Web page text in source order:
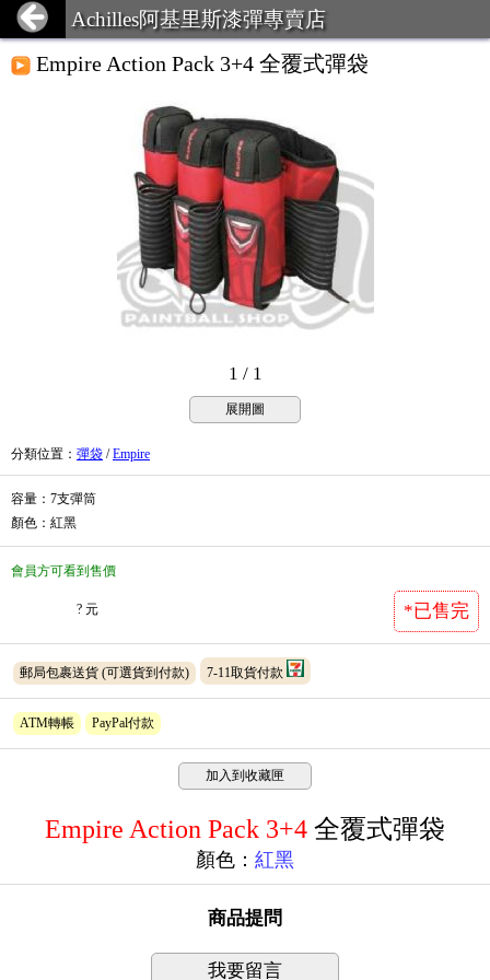
Achilles阿基里斯漆彈專賣店
Empire Action Pack 3+4 全覆式彈袋
1 / 1
展開圖
分類位置 ： 彈袋 /Empire
容量：7支彈筒
顏色：紅黑
會員方可看到售價
? 元 *已售完
郵局包裹送貨 (可選貨到付款) 7-11取貨付款
ATM轉帳 PayPal付款
加入到收藏匣
Empire Action Pack 3+4 全覆式彈袋
顏色： 紅黑
商品提問
我要留言